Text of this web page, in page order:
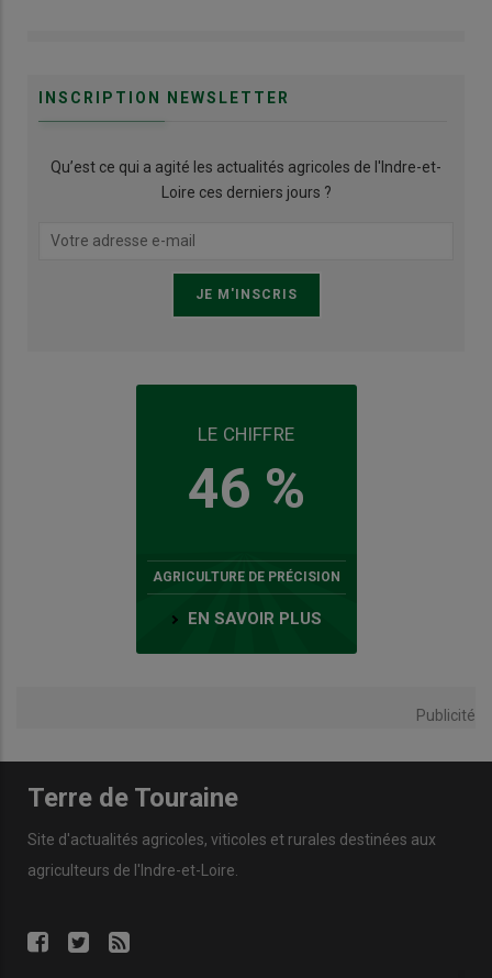
INSCRIPTION NEWSLETTER
Qu’est ce qui a agité les actualités agricoles de l'Indre-et-
Loire ces derniers jours ?
LE CHIFFRE
46 %
AGRICULTURE DE PRÉCISION
EN SAVOIR PLUS
Publicité
Terre de Touraine
Site d'actualités agricoles, viticoles et rurales destinées aux
agriculteurs de l'Indre-et-Loire.